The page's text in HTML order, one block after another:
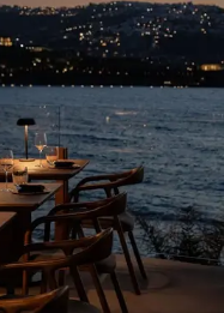
lezzet katıyor.